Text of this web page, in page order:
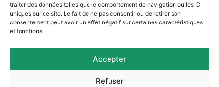
traiter des données telles que le comportement de navigation ou les ID
uniques sur ce site. Le fait de ne pas consentir ou de retirer son
consentement peut avoir un effet négatif sur certaines caractéristiques
et fonctions.
Accepter
Refuser
Email : contact@assofortrop.fr​